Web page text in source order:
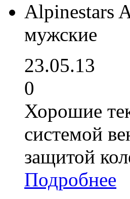
Alpinestars
мужские
23.05.13
0
Хорошие
системой
защитой
Подробнее